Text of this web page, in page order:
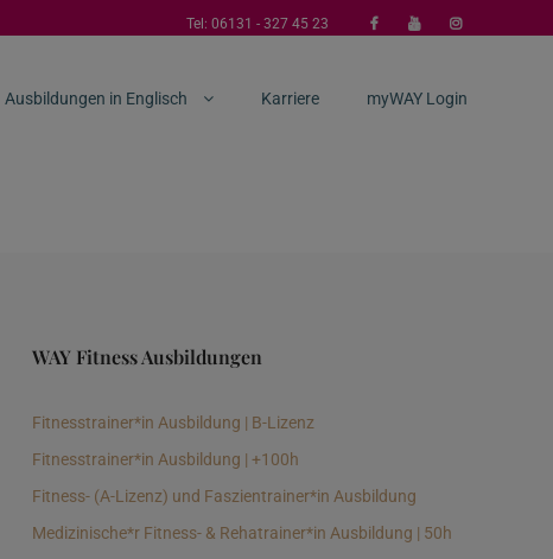
Tel: 06131 - 327 45 23
Ausbildungen in Englisch Karriere myWAY Login
WAY Fitness Ausbildungen
Fitnesstrainer*in Ausbildung | B-Lizenz
Fitnesstrainer*in Ausbildung | +100h
Fitness- (A-Lizenz) und Faszientrainer*in Ausbildung
Medizinische*r Fitness- & Rehatrainer*in Ausbildung | 50h